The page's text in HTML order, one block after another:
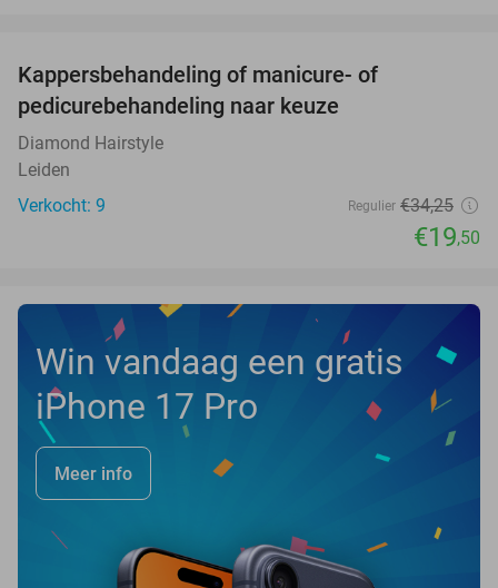
NEW
TODAY
Kappersbehandeling of manicure- of
pedicurebehandeling naar keuze
Diamond Hairstyle
Leiden
Verkocht: 9
Regulier €34,25
€19,50
Win vandaag een gratis
iPhone 17 Pro
Meer info